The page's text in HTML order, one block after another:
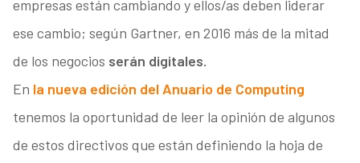
empresas están cambiando y ellos/as deben liderar
ese cambio; según Gartner, en 2016 más de la mitad
de los negocios serán digitales.
En la nueva edición del Anuario de Computing
tenemos la oportunidad de leer la opinión de algunos
de estos directivos que están definiendo la hoja de